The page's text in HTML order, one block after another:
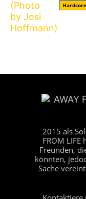
Hardcore
2015 als
FROM
Freunden,
könnten,
Sache